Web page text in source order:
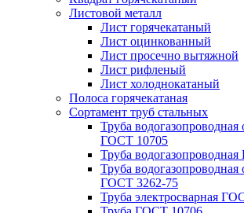
Листовой металл
Лист горячекатаный
Лист оцинкованный
Лист просечно вытяжной
Лист рифленый
Лист холоднокатаный
Полоса горячекатаная
Сортамент труб стальных
Труба водогазопроводная
ГОСТ 10705
Труба
Труба водогазопроводная
ГОСТ 3262-75
Труба электросварная